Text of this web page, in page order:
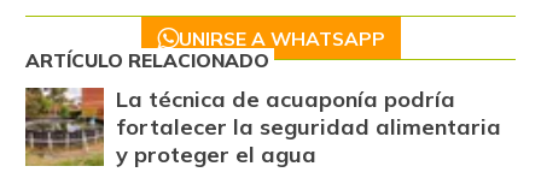
UNIRSE A WHATSAPP
ARTÍCULO RELACIONADO
La técnica de acuaponía podría
fortalecer la seguridad alimentaria
y proteger el agua